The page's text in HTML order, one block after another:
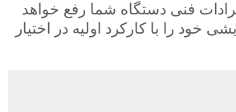
فنی دستگاه شما رفع خواهد
خود را با کارکرد اولیه در اختیار